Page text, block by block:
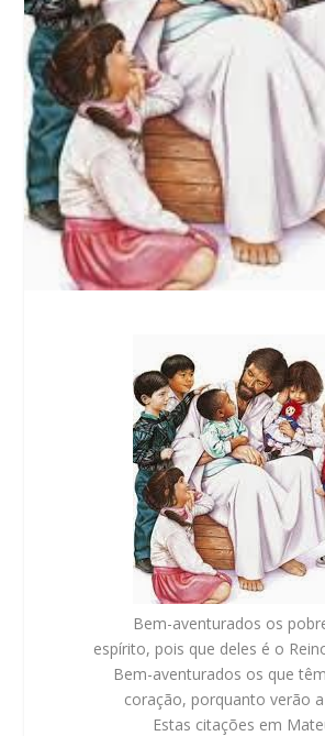
Bem-aventurados os
espírito, pois que deles é o
Bem-aventurados os que
coração, porquanto verão
Estas citações em